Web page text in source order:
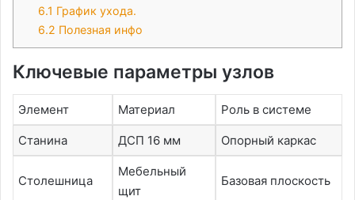
6.1 График ухода.
6.2 Полезная инфо
Ключевые параметры узлов
Элемент Материал Роль в системе
Станина ДСП 16 мм Опорный каркас
Столешница
Мебельный
щит
Базовая плоскость